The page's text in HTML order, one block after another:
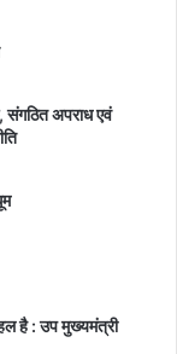
संगठित अपराध एवं
है : उप मुख्यमंत्री